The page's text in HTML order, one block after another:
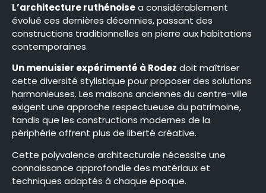
L’architecture ruthénoisea considérablement
évolué ces dernières décennies, passant des
constructions traditionnelles en pierre aux habitations
contemporaines.
Un menuisier expérimenté à Rodez doit maîtriser
cette diversité stylistique pour proposer des solutions
harmonieuses. Les maisons anciennes du centre-ville
exigent une approche respectueuse du patrimoine,
tandis que les constructions modernes de la
périphérie offrent plus de liberté créative.
Cette polyvalence architecturale nécessite une
connaissance approfondie des matériaux et
techniques adaptés à chaque époque.